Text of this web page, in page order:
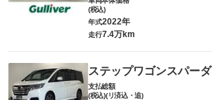
(税込)
年式2022年
走行7.4万km
ステップワゴンスパーダ
支払総額
(税込)(リ済込・追)